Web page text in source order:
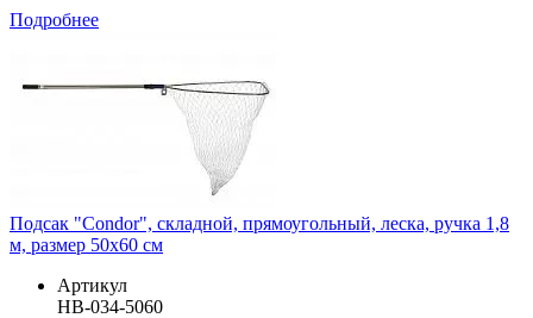
Подробнее
Подсак "Condor", складной, прямоугольный, леска, ручка 1,8
м, размер 50х60 см
Артикул
HB-034-5060